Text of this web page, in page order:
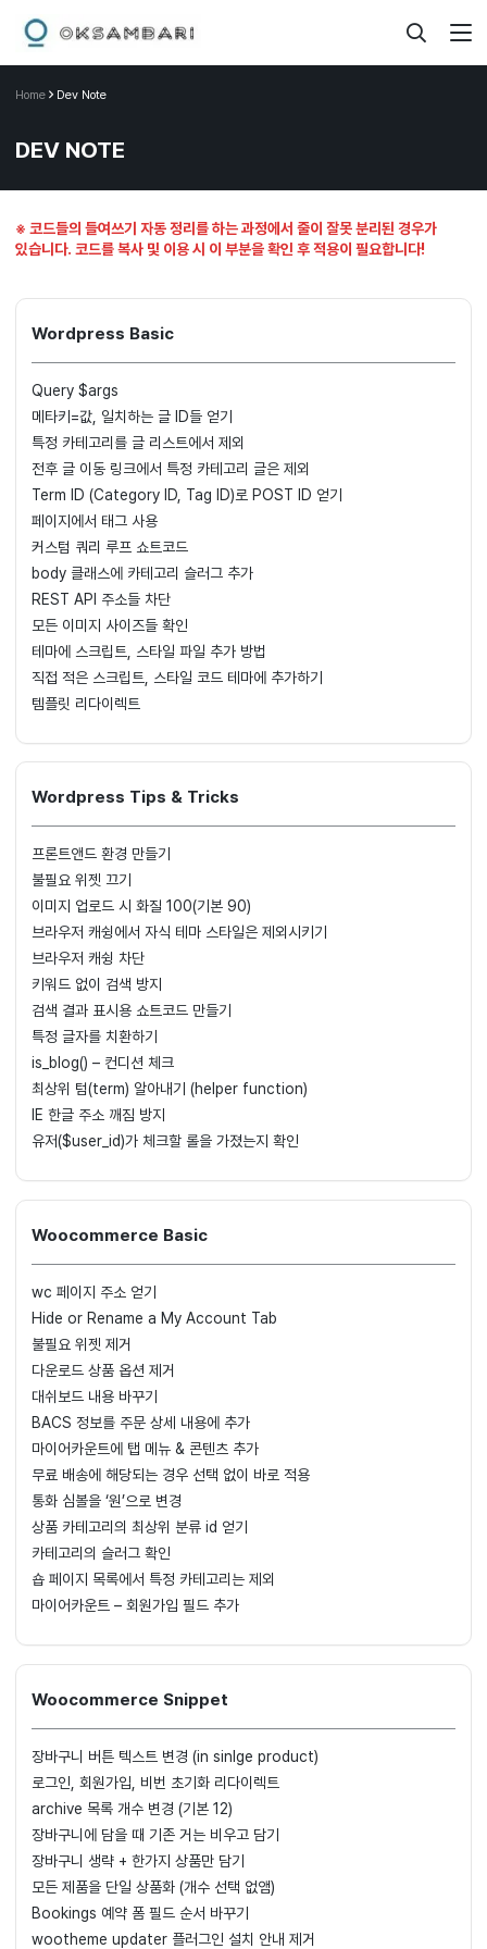
Home Dev Note
DEV NOTE
※ 코드들의 들여쓰기 자동 정리를 하는 과정에서 줄이 잘못 분리된 경우가
있습니다. 코드를 복사 및 이용 시 이 부분을 확인 후 적용이 필요합니다!
Wordpress Basic
Query $args
메타키=값, 일치하는 글 ID들 얻기
특정 카테고리를 글 리스트에서 제외
전후 글 이동 링크에서 특정 카테고리 글은 제외
Term ID (Category ID, Tag ID)로 POST ID 얻기
페이지에서 태그 사용
커스텀 쿼리 루프 쇼트코드
body 클래스에 카테고리 슬러그 추가
REST API 주소들 차단
모든 이미지 사이즈들 확인
테마에 스크립트, 스타일 파일 추가 방법
직접 적은 스크립트, 스타일 코드 테마에 추가하기
템플릿 리다이렉트
Wordpress Tips & Tricks
프론트앤드 환경 만들기
불필요 위젯 끄기
이미지 업로드 시 화질 100(기본 90)
브라우저 캐슁에서 자식 테마 스타일은 제외시키기
브라우저 캐슁 차단
키워드 없이 검색 방지
검색 결과 표시용 쇼트코드 만들기
특정 글자를 치환하기
is_blog() – 컨디션 체크
최상위 텀(term) 알아내기 (helper function)
IE 한글 주소 깨짐 방지
유저($user_id)가 체크할 롤을 가졌는지 확인
Woocommerce Basic
wc 페이지 주소 얻기
Hide or Rename a My Account Tab
불필요 위젯 제거
다운로드 상품 옵션 제거
대쉬보드 내용 바꾸기
BACS 정보를 주문 상세 내용에 추가
마이어카운트에 탭 메뉴 & 콘텐츠 추가
무료 배송에 해당되는 경우 선택 없이 바로 적용
통화 심볼을 ‘원’으로 변경
상품 카테고리의 최상위 분류 id 얻기
카테고리의 슬러그 확인
숍 페이지 목록에서 특정 카테고리는 제외
마이어카운트 – 회원가입 필드 추가
Woocommerce Snippet
장바구니 버튼 텍스트 변경 (in sinlge product)
로그인, 회원가입, 비번 초기화 리다이렉트
archive 목록 개수 변경 (기본 12)
장바구니에 담을 때 기존 거는 비우고 담기
장바구니 생략 + 한가지 상품만 담기
모든 제품을 단일 상품화 (개수 선택 없앰)
Bookings 예약 폼 필드 순서 바꾸기
wootheme updater 플러그인 설치 안내 제거